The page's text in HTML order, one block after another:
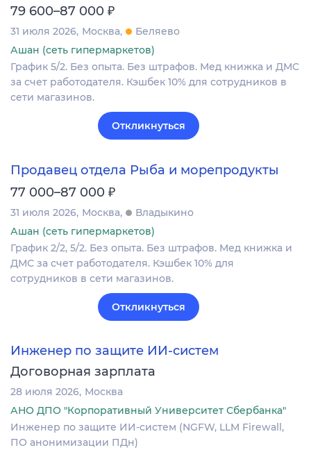
79 600–87 000 ₽
31 июля 2026 Москва
Беляево
Ашан (сеть гипермаркетов)
График 5/2. Без опыта. Без штрафов. Мед книжка и ДМС
за счет работодателя. Кэшбек 10% для сотрудников в
сети магазинов.
Откликнуться
Продавец отдела Рыба и морепродукты
77 000–87 000 ₽
31 июля 2026 Москва
Владыкино
Ашан (сеть гипермаркетов)
График 2/2, 5/2. Без опыта. Без штрафов. Мед книжка и
ДМС за счет работодателя. Кэшбек 10% для
сотрудников в сети магазинов.
Откликнуться
Инженер по защите ИИ-систем
Договорная зарплата
28 июля 2026 Москва
АНО ДПО "Корпоративный Университет Сбербанка"
Инженер по защите ИИ-систем (NGFW, LLM Firewall,
ПО анонимизации ПДн)